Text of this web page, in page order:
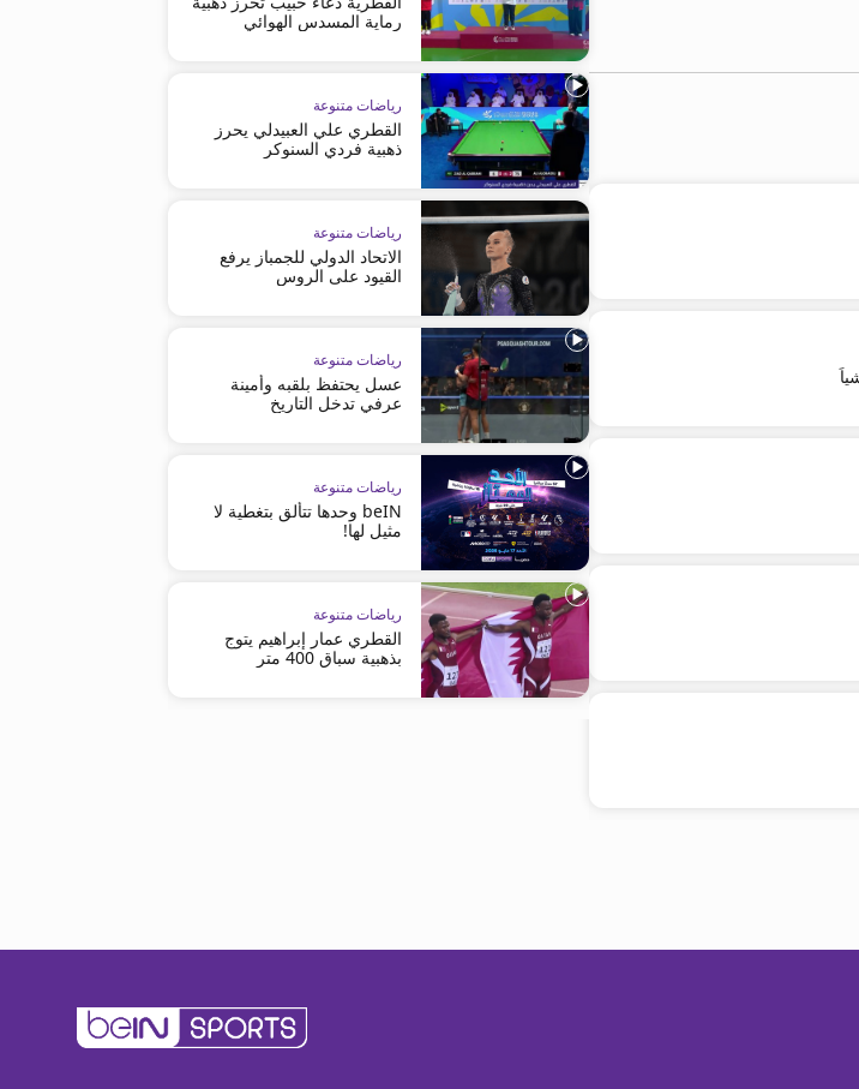
رماية المسدس الهوائي
رياضات متنوعة
القطري علي العبيدلي يحرز
ذهبية فردي السنوكر
رياضات متنوعة
الاتحاد الدولي للجمباز يرفع
القيود على الروس
رياضات متنوعة
عسل يحتفظ بلقبه وأمينة
عرفي تدخل التاريخ
رياضات متنوعة
beIN وحدها تتألق بتغطية لا
مثيل لها!
رياضات متنوعة
القطري عمار إبراهيم يتوج
بذهبية سباق 400 متر